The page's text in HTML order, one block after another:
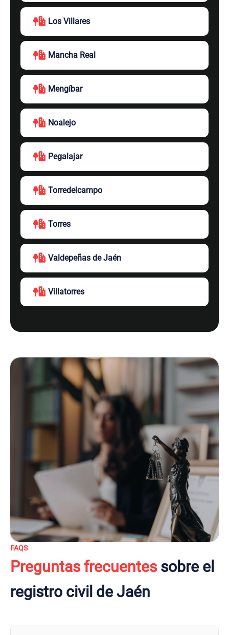
Los Villares
Mancha Real
Mengíbar
Noalejo
Pegalajar
Torredelcampo
Torres
Valdepeñas de Jaén
Villatorres
FAQS
Preguntas frecuentessobre el
registro civil de Jaén